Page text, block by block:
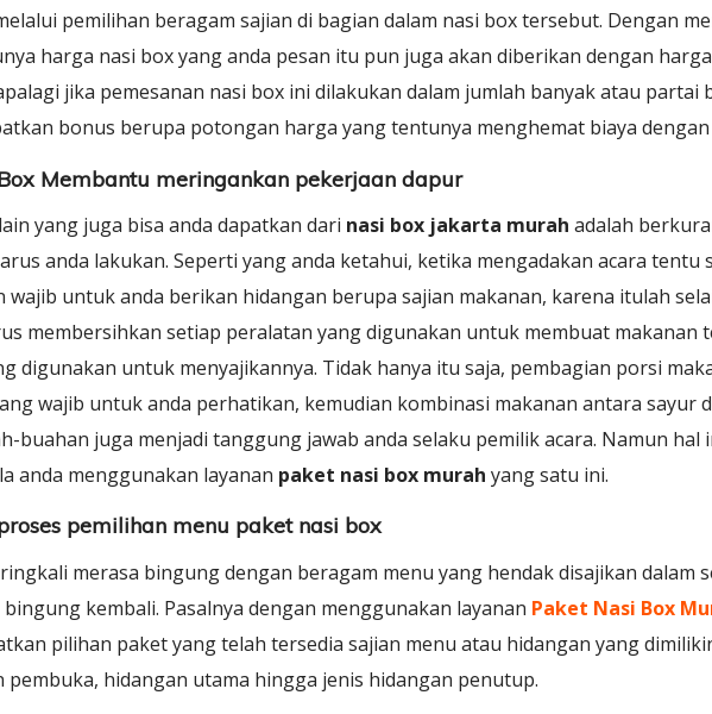
pemilihan beragam sajian di bagian dalam nasi box tersebut. Dengan
harga nasi box yang anda pesan itu pun juga akan diberikan dengan
jika pemesanan nasi box ini dilakukan dalam jumlah banyak atau partai
bonus berupa potongan harga yang tentunya menghemat biaya
Membantu meringankan pekerjaan dapur
yang juga bisa anda dapatkan dari nasi box jakarta murah adalah
anda lakukan. Seperti yang anda ketahui, ketika mengadakan acara tentu
wajib untuk anda berikan hidangan berupa sajian makanan, karena itulah
membersihkan setiap peralatan yang digunakan untuk membuat makanan
digunakan untuk menyajikannya. Tidak hanya itu saja, pembagian porsi
wajib untuk anda perhatikan, kemudian kombinasi makanan antara sayur
buahan juga menjadi tanggung jawab anda selaku pemilik acara. Namun hal
anda menggunakan layanan paket nasi box murah yang satu ini.
pemilihan menu paket nasi box
merasa bingung dengan beragam menu yang hendak disajikan dalam
kembali. Pasalnya dengan menggunakan layanan Paket Nasi Box
pilihan paket yang telah tersedia sajian menu atau hidangan yang
pembuka, hidangan utama hingga jenis hidangan penutup.